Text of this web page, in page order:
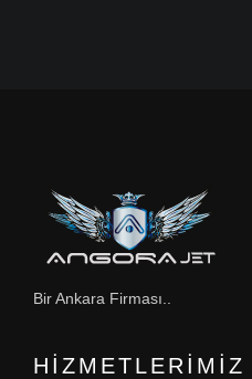
Bir Ankara Firması..
HIZMETLERIMIZ